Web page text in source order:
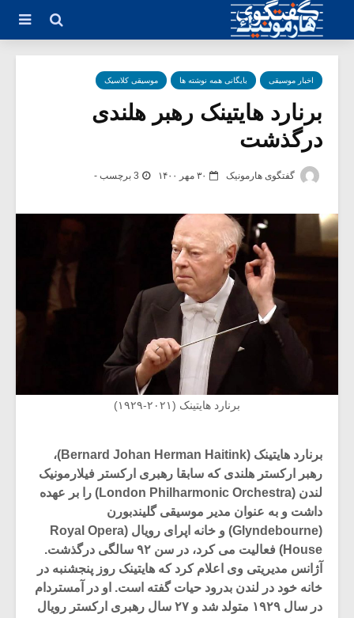
اخبار موسیقی بایگانی همه نوشته ها موسیقی کلاسیک
برنارد هایتینک رهبر هلندی
درگذشت
گفتگوی هارمونیک ۳۰ مهر ۱۴۰۰ 3 برچسب -
برنارد هایتینک (۲۰۲۱-۱۹۲۹)
برنارد هایتینک (Bernard Johan Herman Haitink)،
رهبر ارکستر هلندی که سابقا رهبری ارکستر فیلارمونیک
لندن
(London Philharmonic Orchestra) را بر عهده
داشت و به عنوان مدیر موسیقی گلیندبورن
(Glyndebourne) و خانه اپرای رویال (Royal Opera
House) فعالیت می کرد، در سن ۹۲ سالگی درگذشت.
آژانس مدیریتی وی اعلام کرد که هایتینک روز پنجشنبه در
خانه خود در لندن بدرود حیات گفته است. او در آمستردام
در سال ۱۹۲۹ متولد شد و ۲۷ سال رهبری ارکستر رویال